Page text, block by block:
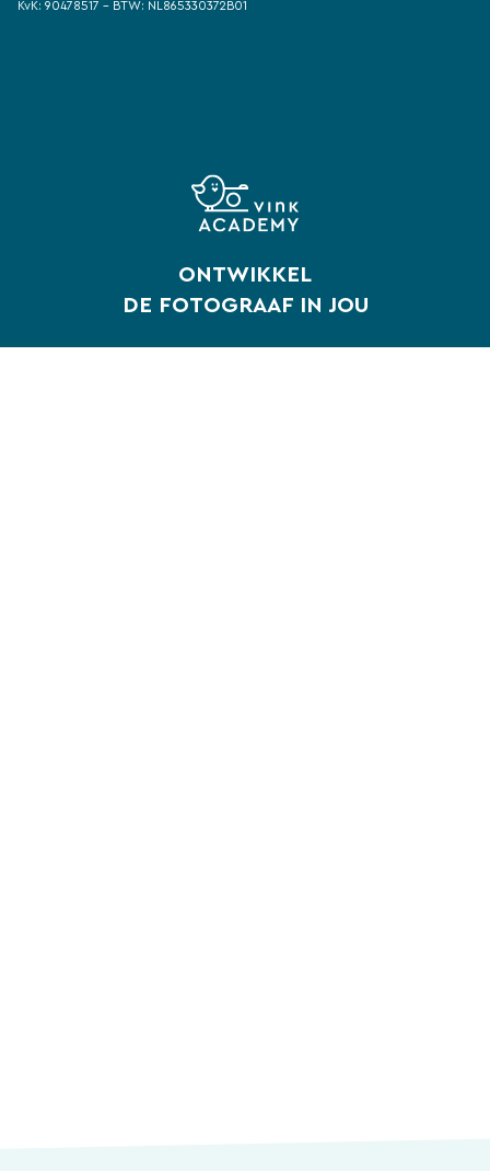
KvK: 90478517 - BTW: NL865330372B01
ONTWIKKEL
DE FOTOGRAAF IN JOU